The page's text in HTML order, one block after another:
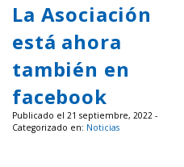
La Asociación
está ahora
también en
facebook
Publicado el 21 septiembre, 2022 -
Categorizado en: Noticias